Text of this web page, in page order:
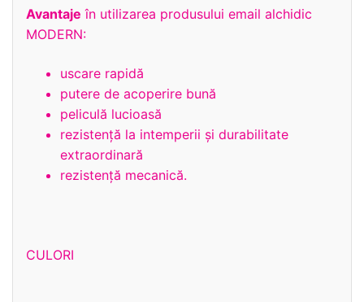
Avantaje în utilizarea produsului email alchidic
MODERN:
uscare rapidă
putere de acoperire bună
peliculă lucioasă
rezistenţă la intemperii și durabilitate
extraordinară
rezistență mecanică.
CULORI